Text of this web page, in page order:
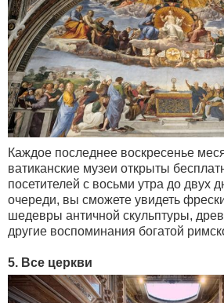
Каждое последнее воскресенье
ватиканские музеи открыты
посетителей с восьми утра до двух
очереди, вы сможете увидеть
шедевры античной скульптуры,
другие воспоминания богатой
5. Все церкви